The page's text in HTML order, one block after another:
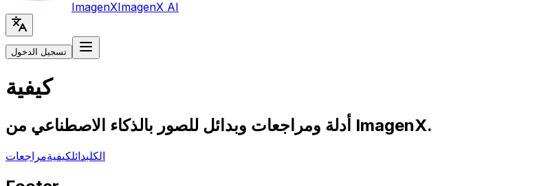
ImagenXImagenX AI
تسجيل الدخول
كيفية
أدلة ومراجعات وبدائل للصور بالذكاء الاصطناعي من ImagenX.
الكلبدائلكيفيةمراجعات